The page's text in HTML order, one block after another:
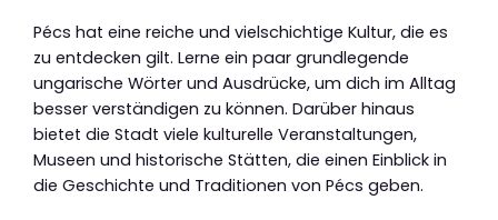
Pécs hat eine reiche und vielschichtige Kultur, die es
zu entdecken gilt. Lerne ein paar grundlegende
ungarische Wörter und Ausdrücke, um dich im Alltag
besser verständigen zu können. Darüber hinaus
bietet die Stadt viele kulturelle Veranstaltungen,
Museen und historische Stätten, die einen Einblick in
die Geschichte und Traditionen von Pécs geben.